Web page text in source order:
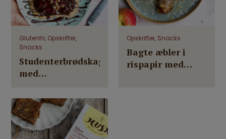
Studenterbrødskage
med
sorte bønner og
FiberHUSK®
Glutenfri, Opskrifter,
Snacks
Bagte æbler i
rispapir med
Opskrifter, Snacks